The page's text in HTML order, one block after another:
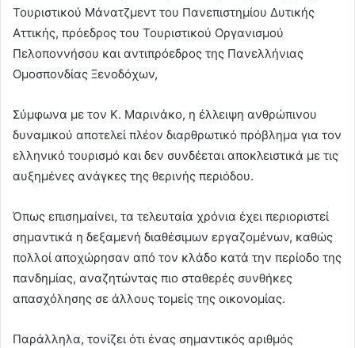
Τουριστικού Μάνατζμεντ του Πανεπιστημίου Δυτικής
Αττικής, πρόεδρος του Τουριστικού Οργανισμού
Πελοποννήσου και αντιπρόεδρος της Πανελλήνιας
Ομοσπονδίας Ξενοδόχων,
Σύμφωνα με τον Κ. Μαρινάκο, η έλλειψη ανθρώπινου
δυναμικού αποτελεί πλέον διαρθρωτικό πρόβλημα για τον
ελληνικό τουρισμό και δεν συνδέεται αποκλειστικά με τις
αυξημένες ανάγκες της θερινής περιόδου.
Όπως επισημαίνει, τα τελευταία χρόνια έχει περιοριστεί
σημαντικά η δεξαμενή διαθέσιμων εργαζομένων, καθώς
πολλοί αποχώρησαν από τον κλάδο κατά την περίοδο της
πανδημίας, αναζητώντας πιο σταθερές συνθήκες
απασχόλησης σε άλλους τομείς της οικονομίας.
Παράλληλα, τονίζει ότι ένας σημαντικός αριθμός